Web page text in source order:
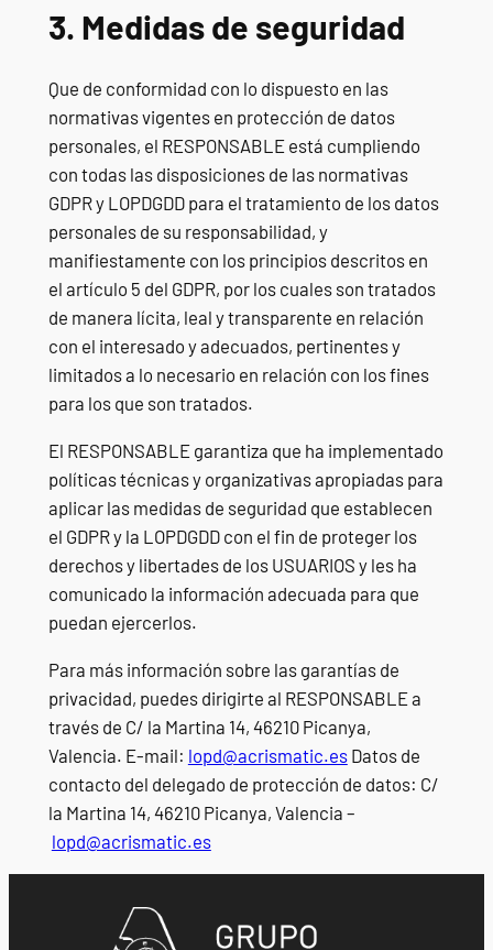
3. Medidas de seguridad
Que de conformidad con lo dispuesto en las
normativas vigentes en protección de datos
personales, el RESPONSABLE está cumpliendo
con todas las disposiciones de las normativas
GDPR y LOPDGDD para el tratamiento de los datos
personales de su responsabilidad, y
manifiestamente con los principios descritos en
el artículo 5 del GDPR, por los cuales son tratados
de manera lícita, leal y transparente en relación
con el interesado y adecuados, pertinentes y
limitados a lo necesario en relación con los fines
para los que son tratados.
El RESPONSABLE garantiza que ha implementado
políticas técnicas y organizativas apropiadas para
aplicar las medidas de seguridad que establecen
el GDPR y la LOPDGDD con el fin de proteger los
derechos y libertades de los USUARIOS y les ha
comunicado la información adecuada para que
puedan ejercerlos.
Para más información sobre las garantías de
privacidad, puedes dirigirte al RESPONSABLE a
través de C/ la Martina 14, 46210 Picanya,
Valencia. E-mail: lopd@acrismatic.esDatos de
contacto del delegado de protección de datos: C/
la Martina 14, 46210 Picanya, Valencia –
lopd@acrismatic.es